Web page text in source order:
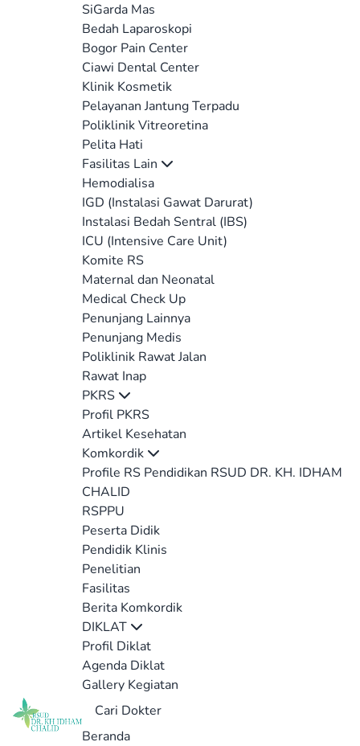
SiGarda Mas
Bedah Laparoskopi
Bogor Pain Center
Ciawi Dental Center
Klinik Kosmetik
Pelayanan Jantung Terpadu
Poliklinik Vitreoretina
Pelita Hati
Fasilitas Lain
Hemodialisa
IGD (Instalasi Gawat Darurat)
Instalasi Bedah Sentral (IBS)
ICU (Intensive Care Unit)
Komite RS
Maternal dan Neonatal
Medical Check Up
Penunjang Lainnya
Penunjang Medis
Poliklinik Rawat Jalan
Rawat Inap
PKRS
Profil PKRS
Artikel Kesehatan
Komkordik
Profile RS Pendidikan RSUD DR. KH. IDHAM
CHALID
RSPPU
Peserta Didik
Pendidik Klinis
Penelitian
Fasilitas
Berita Komkordik
DIKLAT
Profil Diklat
Agenda Diklat
Gallery Kegiatan
Cari Dokter
Beranda